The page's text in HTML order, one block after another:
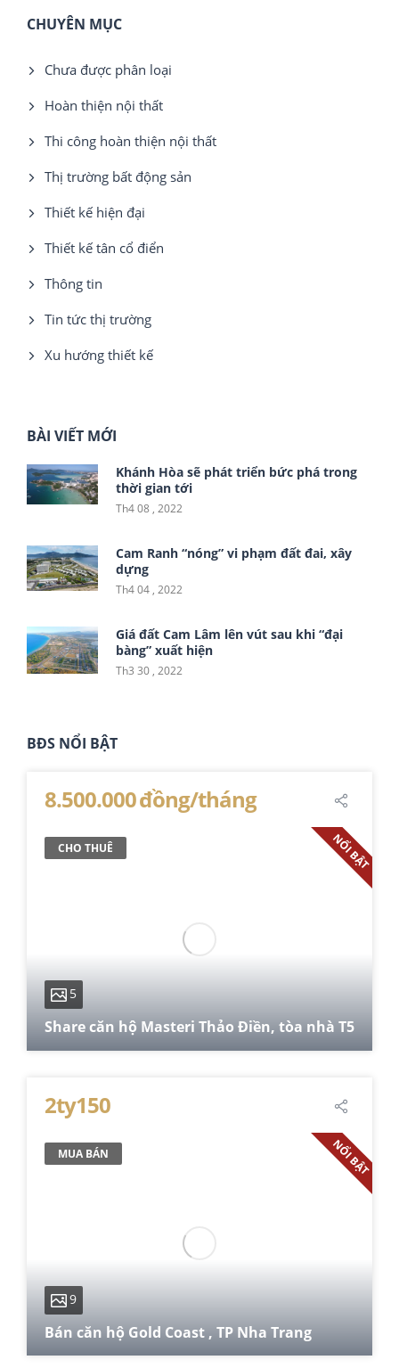
CHUYÊN MỤC
Chưa được phân loại
Hoàn thiện nội thất
Thi công hoàn thiện nội thất
Thị trường bất động sản
Thiết kế hiện đại
Thiết kế tân cổ điển
Thông tin
Tin tức thị trường
Xu hướng thiết kế
BÀI VIẾT MỚI
Khánh Hòa sẽ phát triển bức phá trong
thời gian tới
Th4 08 , 2022
Cam Ranh “nóng” vi phạm đất đai, xây
dựng
Th4 04 , 2022
Giá đất Cam Lâm lên vút sau khi “đại
bàng” xuất hiện
Th3 30 , 2022
BĐS NỔI BẬT
8.500.000 đồng/tháng
CHO THUÊ NỔI BẬT
5
Share căn hộ Masteri Thảo Điền, tòa nhà T5
2ty150
MUA BÁN NỔI BẬT
9
Bán căn hộ Gold Coast , TP Nha Trang